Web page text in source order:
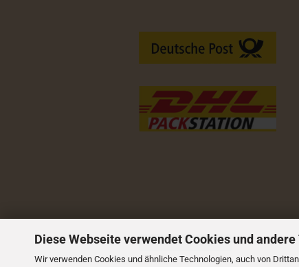
Diese Webseite verwendet Cookies und
Wir verwenden Cookies und ähnliche Technologien, auch von
Vertrag widerrufen